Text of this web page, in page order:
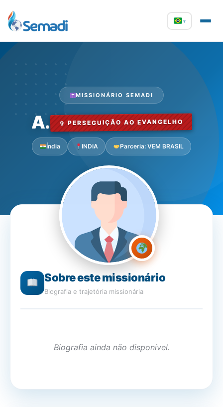
▾
MISSIONÁRIO SEMADI
A. ✞ PERSEGUIÇÃO AO EVANGELHO
Índia INDIA Parceria: VEM BRASIL
Sobre este missionário
Biografia e trajetória missionária
Biografia ainda não disponível.